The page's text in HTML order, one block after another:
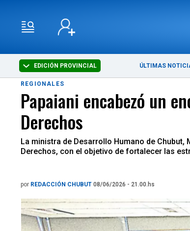
EDICIÓN PROVINCIAL ÚLTIMAS
REGIONALES
Papaiani encabezó un
Derechos
La ministra de Desarrollo Humano de
Derechos, con el objetivo de fortalecer las
por REDACCIÓN CHUBUT 08/06/2026 - 21.00.hs